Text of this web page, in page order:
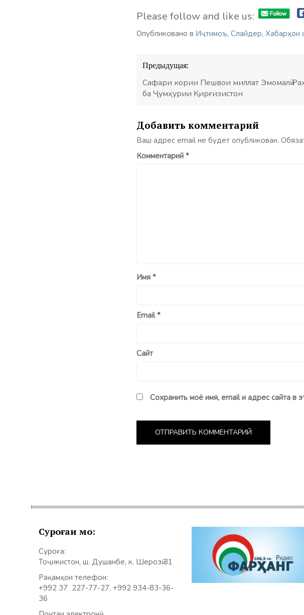
Please follow and like us:
Опубликовано в Иҷтимоъ, Слайдер, Хабарҳои
Навигация
по
записям
Предыдущая:
Сафари кории Пешвои миллат Эмомалӣ
ба Ҷумҳурии Қирғизистон
Добавить комментарий
Ваш адрес email не будет опубликован.
Комментарий *
Имя *
Email*
Сайт
Сохранить моё имя, email и адрес сайта
Суроғаи мо:
Суроға:
Тоҷикистон, ш. Душанбе, к. Шерозӣ 31
Рақамҳои телефон:
+992 37 227-77-27, +992 934-83-36-
36